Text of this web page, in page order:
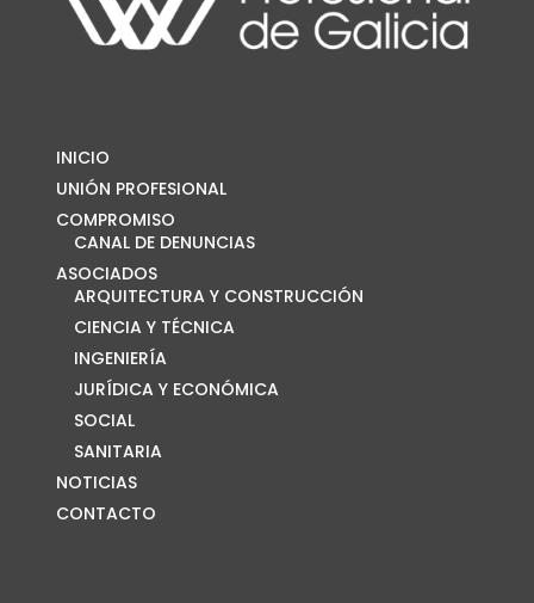
INICIO
UNIÓN PROFESIONAL
COMPROMISO
CANAL DE DENUNCIAS
ASOCIADOS
ARQUITECTURA Y CONSTRUCCIÓN
CIENCIA Y TÉCNICA
INGENIERÍA
JURÍDICA Y ECONÓMICA
SOCIAL
SANITARIA
NOTICIAS
CONTACTO